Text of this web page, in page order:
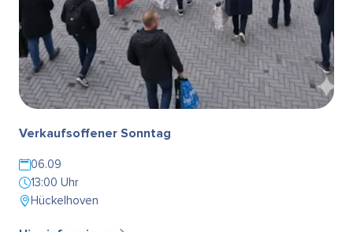
Verkaufsoffener Sonntag
06.09
13:00 Uhr
Hückelhoven